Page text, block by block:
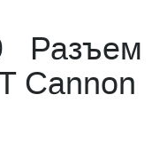
Разъем
Cannon